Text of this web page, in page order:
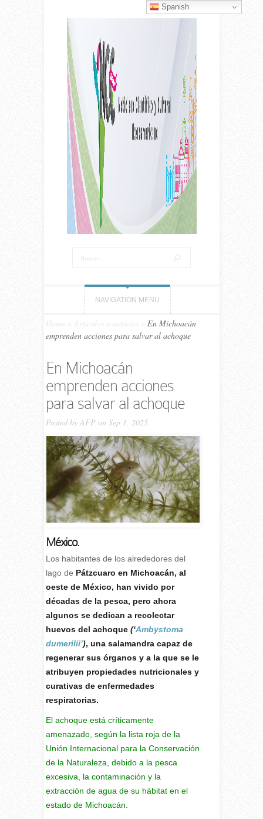
NAVIGATION MENU
Home Artículos o noticias
En Michoacán
emprenden acciones para salvar al achoque
En Michoacán
emprenden acciones
para salvar al achoque
Posted by AFPon Sep 1, 2025
México.
L os habitantes de los alrededores del
lago de Pátzcuaro en Michoacán, al
oeste de México, han vivido por
décadas de la pesca, pero ahora
algunos se dedican a recolectar
huevos del achoque (‘Ambystoma
dumerilii’), una salamandra capaz de
regenerar sus órganos y a la que se le
atribuyen propiedades nutricionales y
curativas de enfermedades
respiratorias.
El achoque está críticamente
amenazado, según la lista roja de la
Unión Internacional para la Conservación
de la Naturaleza, debido a la pesca
excesiva, la contaminación y la
extracción de agua de su hábitat en el
estado de Michoacán.
Spanish